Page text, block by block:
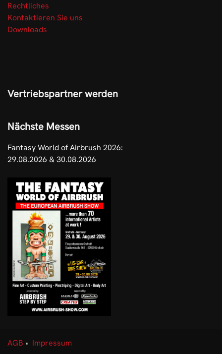
Rechtliches
Kontaktieren Sie uns
Downloads
Vertriebspartner werden
Nächste Messen
Fantasy World of Airbrush 2026:
29.08.2026 & 30.08.2026
AGB • Impressum